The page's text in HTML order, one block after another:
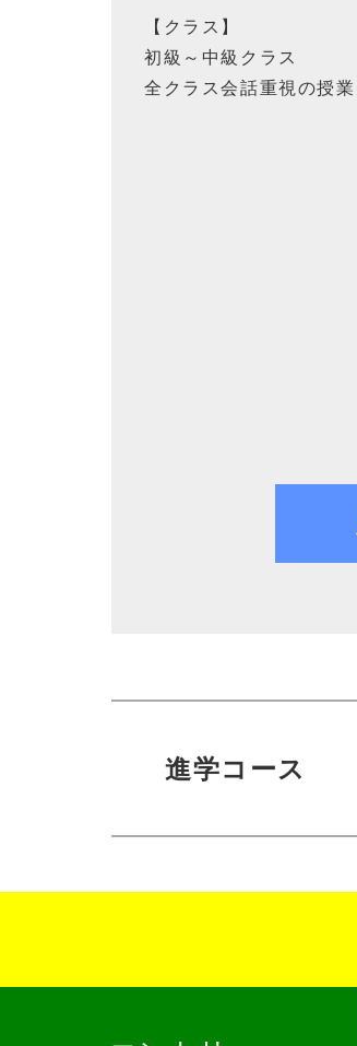
【クラス】
初級～中級クラス
全クラス会話重視の授業
進学コース